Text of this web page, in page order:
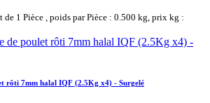
de 1 Pièce , poids par Pièce : 0.500 kg, prix kg :
rôti 7mm halal IQF (2.5Kg x4) - Surgelé